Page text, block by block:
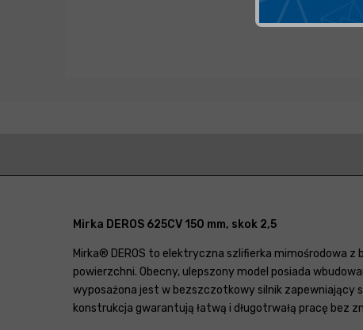
Mirka DEROS 625CV 150 mm, skok 2,5
Mirka® DEROS to elektryczna szlifierka mimośrodowa
powierzchni. Obecny, ulepszony model posiada
wyposażona jest w bezszczotkowy silnik zapewniający
konstrukcja gwarantują łatwą i długotrwałą pracę bez